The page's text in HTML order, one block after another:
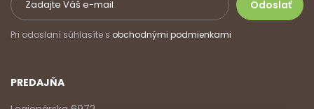
Pri odoslaní súhlasíte s obchodnými podmienkami
PREDAJŇA